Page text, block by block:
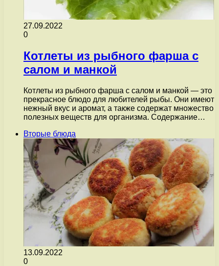
27.09.2022
0
Котлеты из рыбного фарша с
салом и манкой
Котлеты из рыбного фарша с салом и манкой — это
прекрасное блюдо для любителей рыбы. Они имеют
нежный вкус и аромат, а также содержат множество
полезных веществ для организма. Содержание…
Вторые блюда
13.09.2022
0